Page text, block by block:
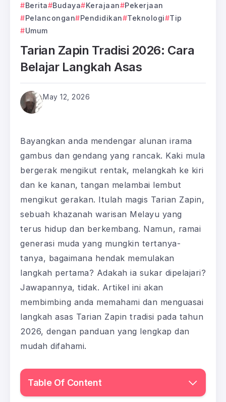
Berita Budaya Kerajaan
Pekerjaan
Pelancongan
Pendidikan Teknologi
Tip
Umum
Tarian Zapin Tradisi 2026: Cara
Belajar Langkah Asas
May 12, 2026
Bayangkan anda mendengar alunan irama
gambus dan gendang yang rancak. Kaki mula
bergerak mengikut rentak, melangkah ke kiri
dan ke kanan, tangan melambai lembut
mengikut gerakan. Itulah magis Tarian Zapin,
sebuah khazanah warisan Melayu yang
terus hidup dan berkembang. Namun, ramai
generasi muda yang mungkin tertanya-
tanya, bagaimana hendak memulakan
langkah pertama? Adakah ia sukar dipelajari?
Jawapannya, tidak. Artikel ini akan
membimbing anda memahami dan menguasai
langkah asas Tarian Zapin tradisi pada tahun
2026, dengan panduan yang lengkap dan
mudah difahami.
Table Of Content